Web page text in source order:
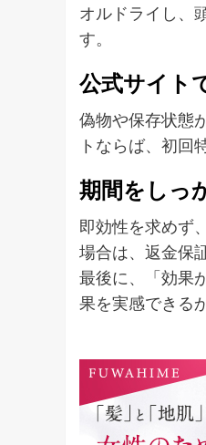
オルドライし、
す。
公式サイト
偽物や保存状態
トならば、初回
期間をしっ
即効性を求めず
場合は、返金保
最後に、「効果
果を実感できる